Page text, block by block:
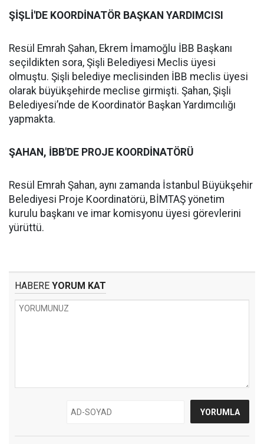
ŞİŞLİ'DE KOORDİNATÖR BAŞKAN YARDIMCISI
Resül Emrah Şahan, Ekrem İmamoğlu İBB Başkanı
seçildikten sora, Şişli Belediyesi Meclis üyesi
olmuştu. Şişli belediye meclisinden İBB meclis üyesi
olarak büyükşehirde meclise girmişti. Şahan, Şişli
Belediyesi’nde de Koordinatör Başkan Yardımcılığı
yapmakta.
ŞAHAN, İBB'DE PROJE KOORDİNATÖRÜ
Resül Emrah Şahan, aynı zamanda İstanbul Büyükşehir
Belediyesi Proje Koordinatörü, BİMTAŞ yönetim
kurulu başkanı ve imar komisyonu üyesi görevlerini
yürüttü.
HABERE YORUM KAT